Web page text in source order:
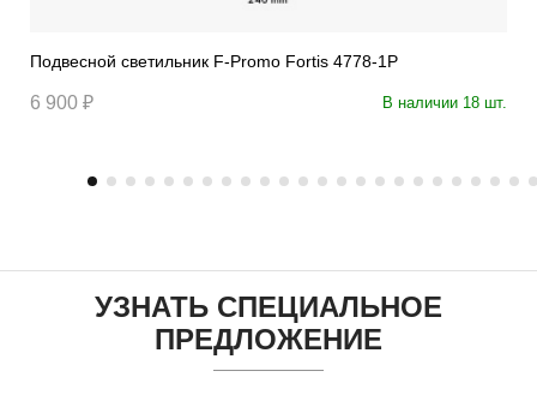
Подвесной светильник F-Promo Fortis 4778-1P
6 900 ₽ В наличии 18 шт.
УЗНАТЬ СПЕЦИАЛЬНОЕ
ПРЕДЛОЖЕНИЕ